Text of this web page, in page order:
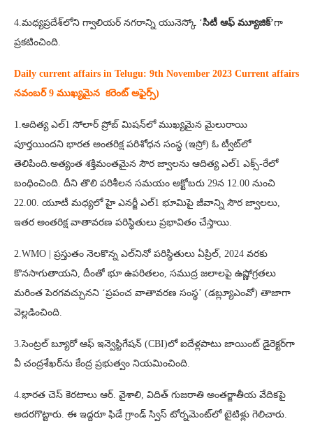
4.మధ్యప్రదేశ్‌లోని గ్వాలియర్ నగరాన్ని యునెస్కో ‘సిటీ ఆఫ్ మ్యూజిక్’గా
ప్రకటించింది.
Daily current affairs in Telugu: 9th November 2023 Current affairs
నవంబర్ 9 ముఖ్యమైన కరెంట్ అఫైర్స్‌)
1.ఆదిత్య ఎల్‌1 సోలార్‌ ప్రోబ్‌ మిషన్‌లో ముఖ్యమైన మైలురాయి
పూర్తయిందని భారత అంతరిక్ష పరిశోధన సంస్థ (ఇస్రో) ఓ ట్వీట్‌లో
తెలిపింది.అత్యంత శక్తిమంతమైన సౌర జ్వాలను ఆదిత్య ఎల్‌1 ఎక్స్‌-రేలో
బంధించింది. దీని తొలి పరిశీలన సమయం అక్టోబరు 29న 12.00 నుంచి
22.00. యూటీ మధ్యలో హై ఎనర్జీ ఎల్‌1 భూమిపై జీవాన్ని సౌర జ్వాలలు,
ఇతర అంతరిక్ష వాతావరణ పరిస్థితులు ప్రభావితం చేస్తాయి.
2.WMO | ప్రస్తుతం నెలకొన్న ఎల్‌నినో పరిస్థితులు ఏప్రిల్‌, 2024 వరకు
కొనసాగుతాయని, దీంతో భూ ఉపరితలం, సముద్ర జలాలపై ఉష్ణోగ్రతలు
మరింత పెరగవచ్చునని ‘ప్రపంచ వాతావరణ సంస్థ’ (డబ్ల్యూఎంవో) తాజాగా
వెల్లడించింది.
3.సెంట్రల్ బ్యూరో ఆఫ్ ఇన్వెస్టిగేషన్ (CBI)లో ఐదేళ్లపాటు జాయింట్ డైరెక్టర్‌గా
వీ చంద్రశేఖర్‌ను కేంద్ర ప్రభుత్వం నియమించింది.
4.భారత చెస్‌ కెరటాలు ఆర్‌. వైశాలి, విదిత్‌ గుజరాతి అంతర్జాతీయ వేదికపై
అదరగొట్టారు. ఈ ఇద్దరూ ఫిడే గ్రాండ్‌ స్విస్‌ టోర్నమెంట్‌లో టైటిళ్లు గెలిచారు.